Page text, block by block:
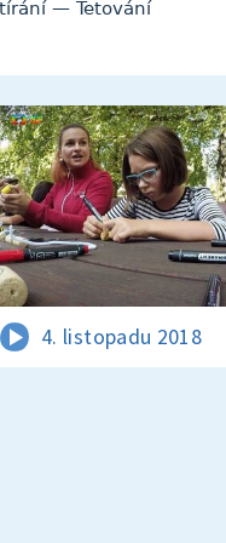
— Tetování
4. listopadu 2018